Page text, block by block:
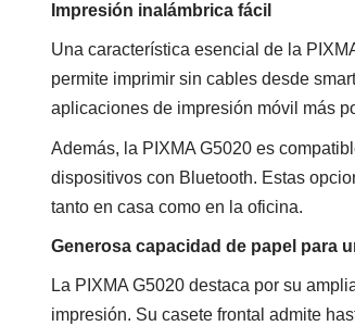
Impresión inalámbrica fácil
Una característica esencial de la
permite imprimir sin cables desde
aplicaciones de impresión móvil más
Además, la PIXMA G5020 es
dispositivos con Bluetooth. Estas
tanto en casa como en la oficina.
Generosa capacidad de papel para
La PIXMA G5020 destaca por su
impresión. Su casete frontal admite